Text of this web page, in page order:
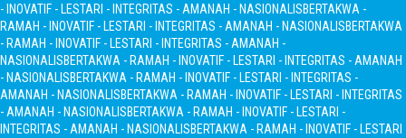
- INOVATIF - LESTARI - INTEGRITAS - AMANAH - NASIONALISBERTAKWA -
RAMAH - INOVATIF - LESTARI - INTEGRITAS - AMANAH - NASIONALISBERTAKWA
- RAMAH - INOVATIF - LESTARI - INTEGRITAS - AMANAH -
NASIONALISBERTAKWA - RAMAH - INOVATIF - LESTARI - INTEGRITAS - AMANAH
- NASIONALISBERTAKWA - RAMAH - INOVATIF - LESTARI - INTEGRITAS -
AMANAH - NASIONALISBERTAKWA - RAMAH - INOVATIF - LESTARI - INTEGRITAS
- AMANAH - NASIONALISBERTAKWA - RAMAH - INOVATIF - LESTARI -
INTEGRITAS - AMANAH - NASIONALISBERTAKWA - RAMAH - INOVATIF - LESTARI